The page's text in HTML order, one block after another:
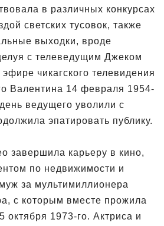
в различных конкурсах
светских тусовок, также
выходки, вроде
с телеведущим Джеком
чикагского телевидения
Валентина 14 февраля 1954-
ведущего уволили с
эпатировать публику.
завершила карьеру в кино,
по недвижимости и
за мультимиллионера
с которым вместе прожила
октября 1973-го. Актриса и